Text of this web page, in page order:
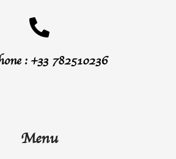
: +33 782510236
Menu